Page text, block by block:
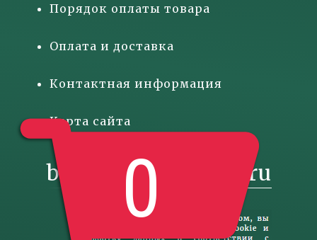
0
Порядок оплаты товара
Оплата и доставка
Контактная информация
Карта сайта
basketgift@inbox.ru